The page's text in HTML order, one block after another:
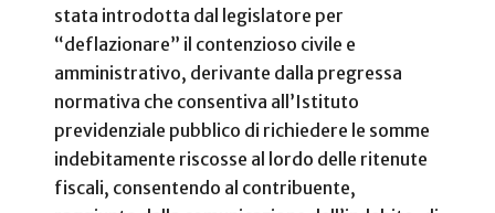
stata introdotta dal legislatore per
“deflazionare” il contenzioso civile e
amministrativo, derivante dalla pregressa
normativa che consentiva all’Istituto
previdenziale pubblico di richiedere le somme
indebitamente riscosse al lordo delle ritenute
fiscali, consentendo al contribuente,